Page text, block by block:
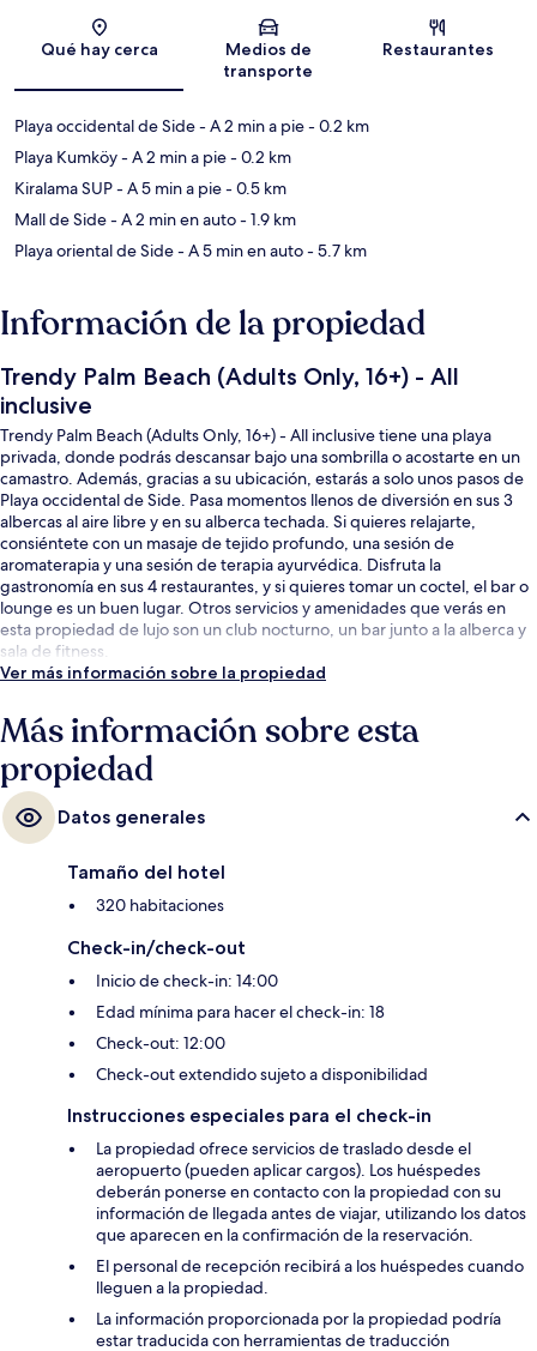
Sección del mapa
Qué hay cerca
Medios de
transporte
Restaurantes
Playa occidental de Side- A 2 min a pie- 0.2 km
Playa Kumköy- A 2 min a pie- 0.2 km
Kiralama SUP- A 5 min a pie- 0.5 km
Mall de Side- A 2 min en auto- 1.9 km
Playa oriental de Side- A 5 min en auto- 5.7 km
Información de la propiedad
Trendy Palm Beach (Adults Only, 16+) - All
inclusive
Trendy Palm Beach (Adults Only, 16+) - All inclusive tiene una playa
privada, donde podrás descansar bajo una sombrilla o acostarte en un
camastro. Además, gracias a su ubicación, estarás a solo unos pasos de
Playa occidental de Side. Pasa momentos llenos de diversión en sus 3
albercas al aire libre y en su alberca techada. Si quieres relajarte,
consiéntete con un masaje de tejido profundo, una sesión de
aromaterapia y una sesión de terapia ayurvédica. Disfruta la
gastronomía en sus 4 restaurantes, y si quieres tomar un coctel, el bar o
lounge es un buen lugar. Otros servicios y amenidades que verás en
esta propiedad de lujo son un club nocturno, un bar junto a la alberca y
sala de fitness.
Ver más información sobre la propiedad
Más información sobre esta
propiedad
Datos generales
Tamaño del hotel
320 habitaciones
Check-in/check-out
Inicio de check-in: 14:00
Edad mínima para hacer el check-in: 18
Check-out: 12:00
Check-out extendido sujeto a disponibilidad
Instrucciones especiales para el check-in
La propiedad ofrece servicios de traslado desde el
aeropuerto (pueden aplicar cargos). Los huéspedes
deberán ponerse en contacto con la propiedad con su
información de llegada antes de viajar, utilizando los datos
que aparecen en la confirmación de la reservación.
El personal de recepción recibirá a los huéspedes cuando
lleguen a la propiedad.
La información proporcionada por la propiedad podría
estar traducida con herramientas de traducción